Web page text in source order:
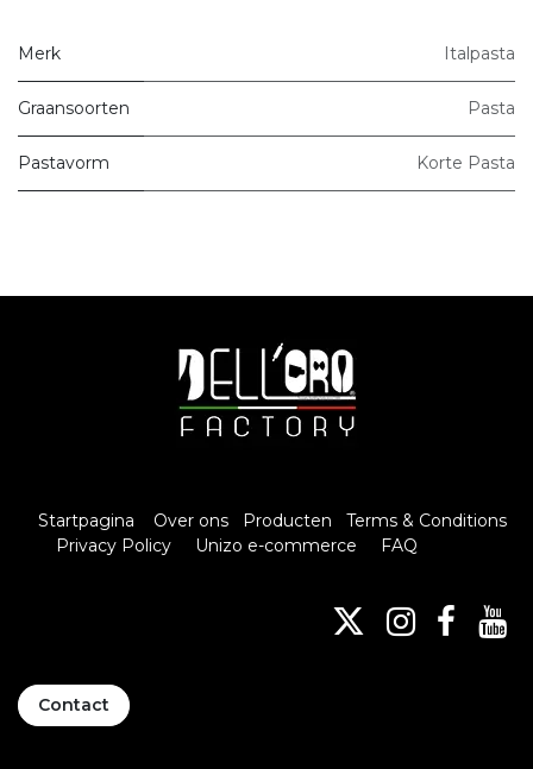
Merk Italpasta
Graansoorten Pasta
Pastavorm Korte Pasta
Startpagina Over ons Producten
Terms & Conditions
Privacy Policy
Unizo e-commerce FAQ
Contact